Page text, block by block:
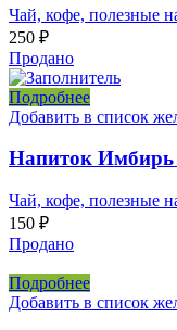
Чай, кофе, полезные
250 ₽
Продано
Подробнее
Добавить в список
Напиток Имбирь
Чай, кофе, полезные
150 ₽
Продано
Подробнее
Добавить в список